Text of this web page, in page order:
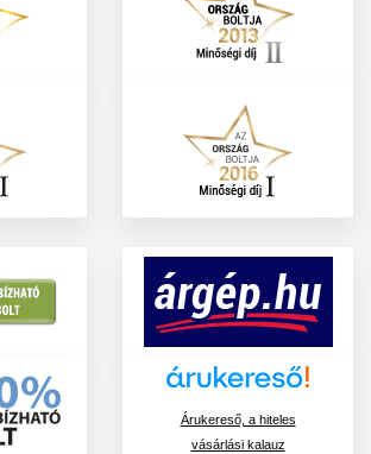
Árukereső, a hiteles
vásárlási kalauz